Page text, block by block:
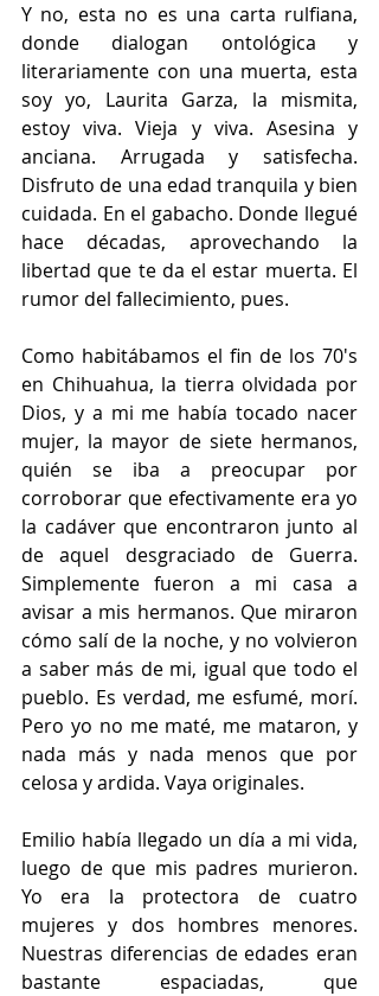
Y no, esta no es una carta rulfiana,
donde dialogan ontológica y
literariamente con una muerta, esta
soy yo, Laurita Garza, la mismita,
estoy viva. Vieja y viva. Asesina y
anciana. Arrugada y satisfecha.
Disfruto de una edad tranquila y bien
cuidada. En el gabacho. Donde llegué
hace décadas, aprovechando la
libertad que te da el estar muerta. El
rumor del fallecimiento, pues.
Como habitábamos el fin de los 70's
en Chihuahua, la tierra olvidada por
Dios, y a mi me había tocado nacer
mujer, la mayor de siete hermanos,
quién se iba a preocupar por
corroborar que efectivamente era yo
la cadáver que encontraron junto al
de aquel desgraciado de Guerra.
Simplemente fueron a mi casa a
avisar a mis hermanos. Que miraron
cómo salí de la noche, y no volvieron
a saber más de mi, igual que todo el
pueblo. Es verdad, me esfumé, morí.
Pero yo no me maté, me mataron, y
nada más y nada menos que por
celosa y ardida. Vaya originales.
Emilio había llegado un día a mi vida,
luego de que mis padres murieron.
Yo era la protectora de cuatro
mujeres y dos hombres menores.
Nuestras diferencias de edades eran
bastante espaciadas, que